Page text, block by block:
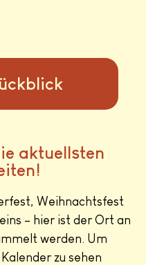
aktuellsten
Weihnachtsfest
– hier ist der Ort an
werden. Um
zu sehen